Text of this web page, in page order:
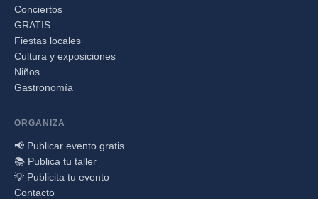
Conciertos
GRATIS
Fiestas locales
Cultura y exposiciones
Niños
Gastronomía
ORGANIZA
📢 Publicar evento gratis
📚 Publica tu taller
💡 Publicita tu evento
Contacto